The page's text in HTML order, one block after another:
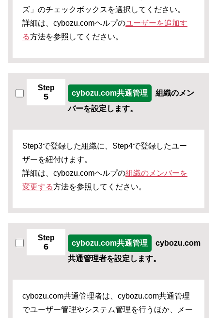
ズ」のチェックボックスを選択してください。
詳細は、cybozu.comヘルプのユーザーを追加す
る方法を参照してください。
Step
5 cybozu.com共通管理
組織のメン
バーを設定します。
Step3で登録した組織に、Step4で登録したユー
ザーを紐付けます。
詳細は、cybozu.comヘルプの組織のメンバーを
変更する方法を参照してください。
Step
6 cybozu.com共通管理
cybozu.com
共通管理者を設定します。
cybozu.com共通管理者は、cybozu.com共通管理
でユーザー管理やシステム管理を行うほか、メー